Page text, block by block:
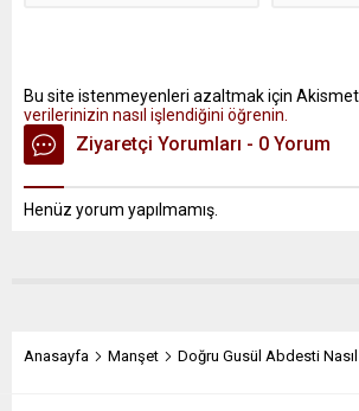
Bu site istenmeyenleri azaltmak için Akismet
verilerinizin nasıl işlendiğini öğrenin.
Ziyaretçi Yorumları - 0 Yorum
Henüz yorum yapılmamış.
Anasayfa Manşet Doğru Gusül Abdesti Nasıl